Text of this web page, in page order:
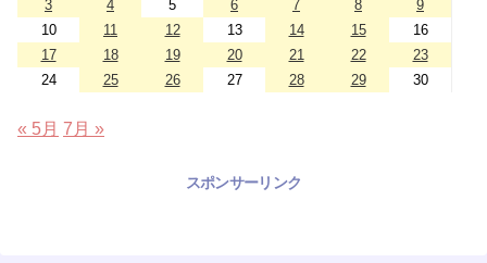
3
4 5 6 7 8
9
10
11 12 13 14 15
16
17
18 19 20 21 22
23
24
25 26 27 28 29 30
« 5月 7月 »
スポンサーリンク